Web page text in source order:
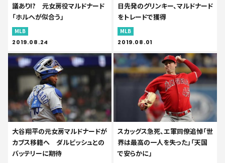
議あり!? 元女房役マルドナード
「ホルヘが似合う」
MLB
2019.08.24
日先発のグリンキー、マルドナード
をトレードで獲得
MLB
2019.08.01
大谷翔平の元女房マルドナードが
カブス移籍へ ダルビッシュとの
バッテリーに期待
スカッグス急死、エ軍同僚追悼「世
界は最高の一人を失った」「天国
で安らかに」